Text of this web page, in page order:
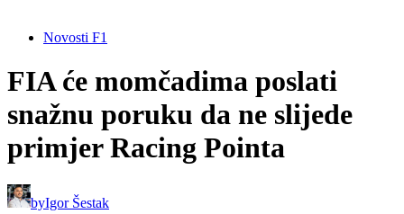
Novosti F1
FIA će momčadima poslati
snažnu poruku da ne slijede
primjer Racing Pointa
byIgor Šestak